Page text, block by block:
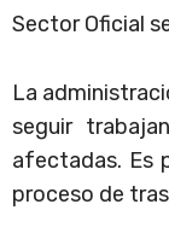
Sector Oficial
La
seguir
afectadas. Es
proceso de